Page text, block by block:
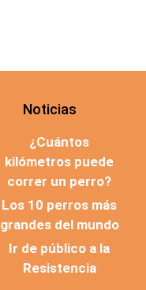
Noticias
¿Cuántos
kilómetros puede
correr un perro?
Los 10 perros más
grandes del mundo
Ir de público a la
Resistencia